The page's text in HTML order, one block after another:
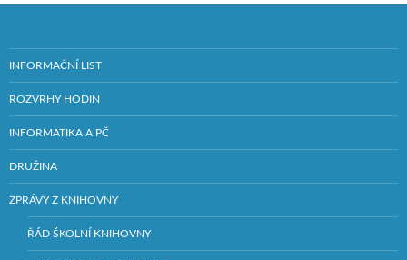
INFORMAČNÍ LIST
ROZVRHY HODIN
INFORMATIKA A PČ
DRUŽINA
ZPRÁVY Z KNIHOVNY
ŘÁD ŠKOLNÍ KNIHOVNY